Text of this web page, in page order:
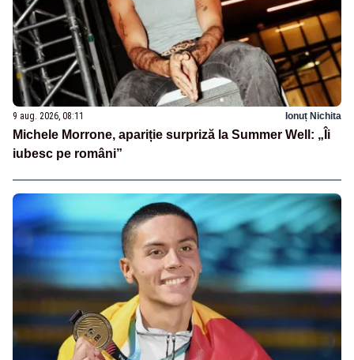
9 aug. 2026, 08:11 Ionuț Nichita
Michele Morrone, apariție surpriză la Summer Well: „Îi
iubesc pe români”